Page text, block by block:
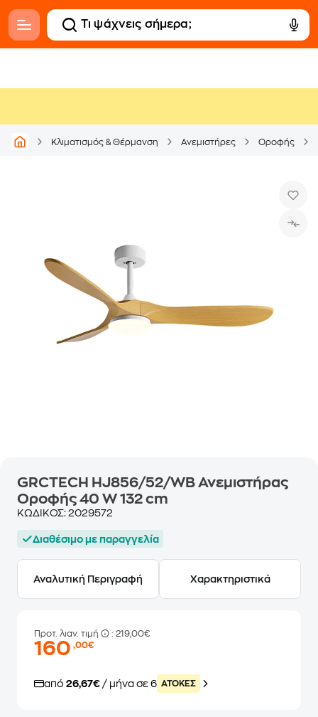
Κλιματισμός & Θέρμανση Ανεμιστήρες Οροφής
GRCTECH HJ856/52/WB Ανεμιστήρας
Οροφής 40 W 132 cm
ΚΩΔΙΚΟΣ: 2029572
Διαθέσιμο με παραγγελία
Αναλυτική Περιγραφή Χαρακτηριστικά
Προτ. λιαν. τιμή : 219,00€
160,00€
από 26,67€ / μήνα σε 6 ATOKEΣ